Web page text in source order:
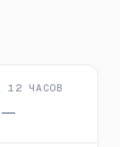
12 ЧАСОВ
—